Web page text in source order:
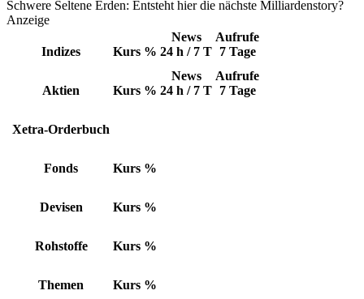
Schwere Seltene Erden: Entsteht hier die nächste Milliardenstory?
Anzeige
Indizes Kurs %
News
24 h / 7 T
Aufrufe
7 Tage
Aktien Kurs %
News
24 h / 7 T
Aufrufe
7 Tage
Xetra-Orderbuch
Fonds Kurs %
Devisen Kurs %
Rohstoffe Kurs %
Themen Kurs %